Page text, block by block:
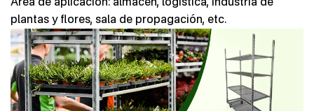
plantas y flores, sala de propagación, etc.